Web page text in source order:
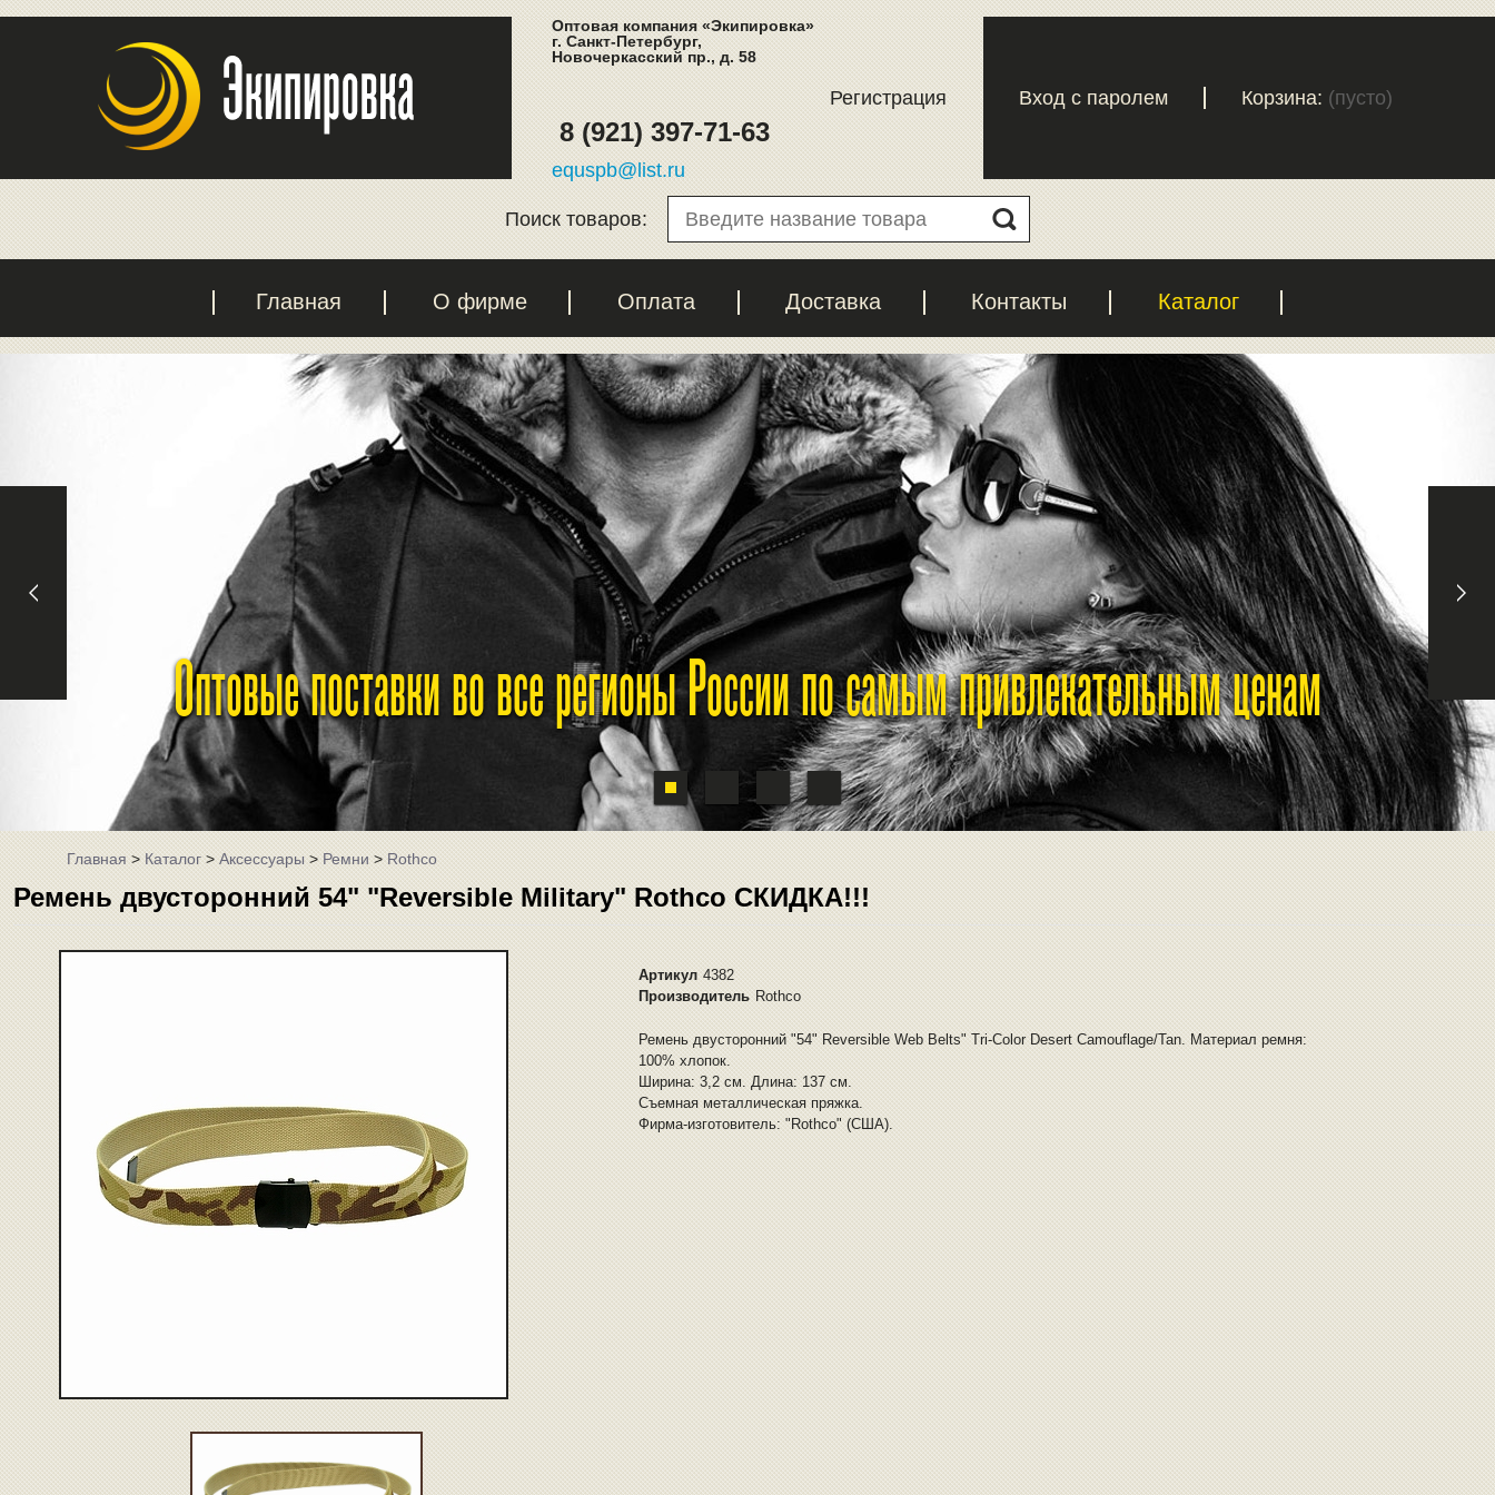
Оптовая компания «Экипировка»
г. Санкт-Петербург,
Новочеркасский пр., д. 58
8 (921) 397-71-63
equspb@list.ru
Регистрация Вход с паролем Корзина: (пусто)
Поиск товаров:
Главная О фирме Оплата Доставка Контакты Каталог
Оптовые поставки во все регионы России по самым привлекательным ценам
Главная>Каталог>Аксессуары>Ремни>Rothco
Ремень двусторонний 54" "Reversible Military" Rothco СКИДКА!!!
Артикул 4382
Производитель Rothco
Ремень двусторонний "54" Reversible Web Belts" Tri-Color Desert Camouflage/Tan. Материал ремня:
100% хлопок.
Ширина: 3,2 см. Длина: 137 см.
Съемная металлическая пряжка.
Фирма-изготовитель: "Rothco" (США).